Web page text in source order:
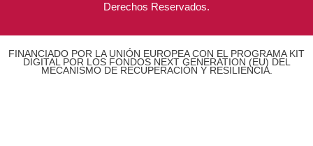
Derechos Reservados.
FINANCIADO POR LA UNIÓN EUROPEA CON EL PROGRAMA KIT
DIGITAL POR LOS FONDOS NEXT GENERATION (EU) DEL
MECANISMO DE RECUPERACIÓN Y RESILIENCIA.